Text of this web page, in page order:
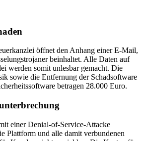
öffnet den Anhang einer E-Mail,
beinhaltet. Alle Daten auf
werden somit unlesbar gemacht. Die
sowie die Entfernung der Schadsoftware
betragen 28.000 Euro.
einer Denial-of-Service-Attacke
Plattform und alle damit verbundenen